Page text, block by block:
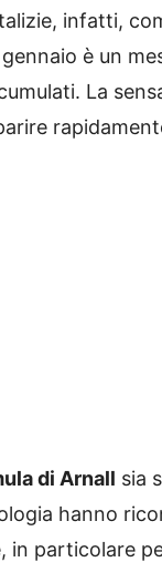
infatti,
è un
La
di Arnall sia
hanno
in particolare